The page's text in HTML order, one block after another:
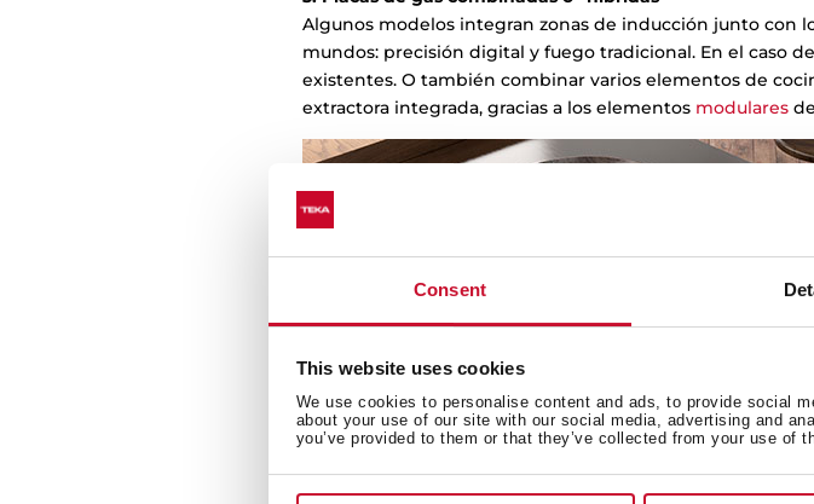
Consent
This website uses cookies
We use cookies to personalise content and ads, to provide social
about your use of our site with our social media, advertising and
you’ve provided to them or that they’ve collected from your use of
Algunos modelos integran zonas de inducción junto con
mundos: precisión digital y fuego tradicional. En el caso
existentes. O también combinar varios elementos de
extractora integrada, gracias a los elementos modulares